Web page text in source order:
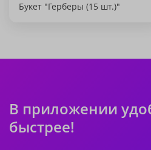
Букет "Герберы (15 шт.)"
В приложении
быстрее!